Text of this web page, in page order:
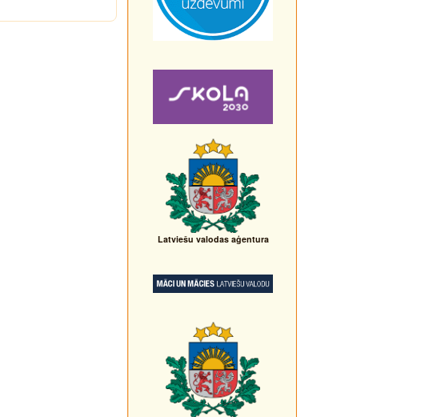
Latviešu valodas aģentura